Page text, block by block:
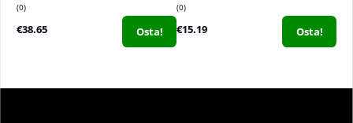
0
€38.65 Osta!
0
€15.19 Osta!